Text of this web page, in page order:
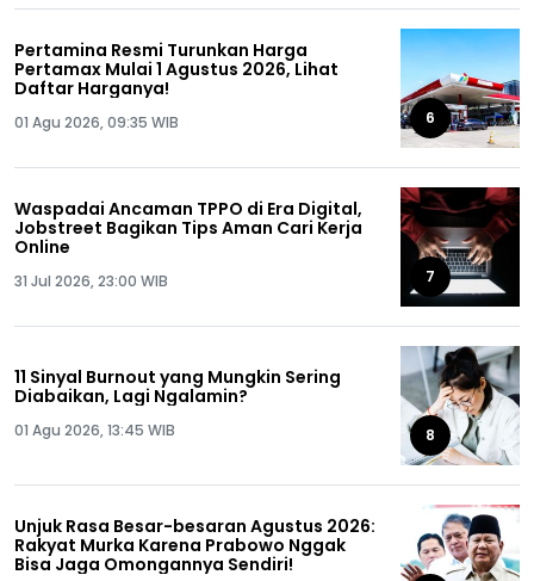
Pertamina Resmi Turunkan Harga
Pertamax Mulai 1 Agustus 2026, Lihat
Daftar Harganya!
01 Agu 2026, 09:35 WIB 6
Waspadai Ancaman TPPO di Era Digital,
Jobstreet Bagikan Tips Aman Cari Kerja
Online
31 Jul 2026, 23:00 WIB 7
11 Sinyal Burnout yang Mungkin Sering
Diabaikan, Lagi Ngalamin?
01 Agu 2026, 13:45 WIB 8
Unjuk Rasa Besar-besaran Agustus 2026:
Rakyat Murka Karena Prabowo Nggak
Bisa Jaga Omongannya Sendiri!